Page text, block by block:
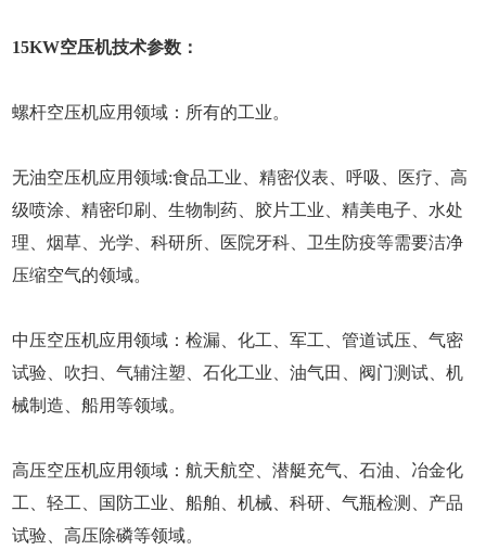
15KW空压机技术参数：
螺杆空压机应用领域：所有的工业。
无油空压机应用领域:食品工业、精密仪表、呼吸、医疗、高
级喷涂、精密印刷、生物制药、胶片工业、精美电子、水处
理、烟草、光学、科研所、医院牙科、卫生防疫等需要洁净
压缩空气的领域。
中压空压机应用领域：检漏、化工、军工、管道试压、气密
试验、吹扫、气辅注塑、石化工业、油气田、阀门测试、机
械制造、船用等领域。
高压空压机应用领域：航天航空、潜艇充气、石油、冶金化
工、轻工、国防工业、船舶、机械、科研、气瓶检测、产品
试验、高压除磷等领域。